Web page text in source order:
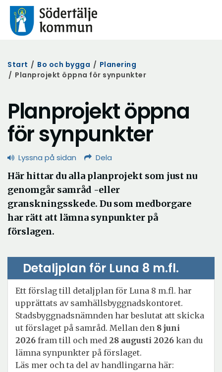
Start / Bo och bygga / Planering
/ Planprojekt öppna för synpunkter
Planprojekt öppna
för synpunkter
Lyssna på sidan Dela
Här hittar du alla planprojekt som just nu
genomgår samråd -eller
granskningsskede. Du som medborgare
har rätt att lämna synpunkter på
förslagen.
Detaljplan för Luna 8 m.fl.
Ett förslag till detaljplan för Luna 8 m.fl. har
upprättats av samhällsbyggnadskontoret.
Stadsbyggnadsnämnden har beslutat att skicka
ut förslaget på samråd. Mellan den 8 juni
2026 fram till och med 28 augusti 2026 kan du
lämna synpunkter på förslaget.
Läs mer och ta del av handlingarna här: